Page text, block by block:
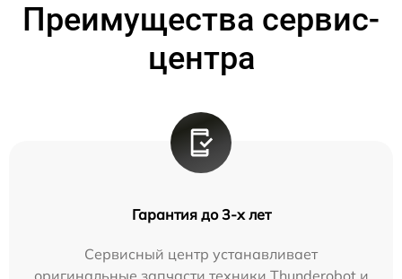
Преимущества сервис-
центра
Гарантия до 3-х лет
Сервисный центр устанавливает
оригинальные запчасти техники Thunderobot и